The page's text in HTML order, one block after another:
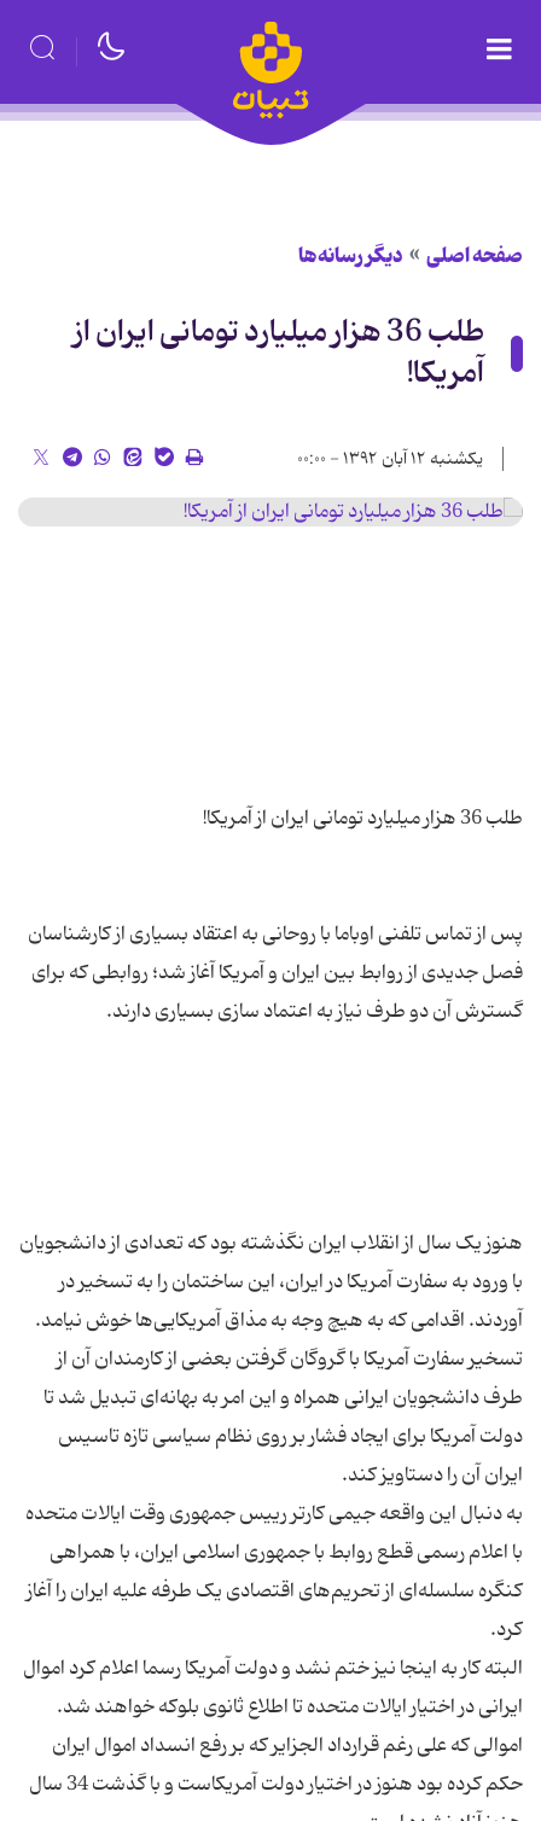
صفحه اصلی دیگر رسانه‌ها
طلب 36 هزار میلیارد تومانی ایران از
آمریکا!
یکشنبه ۱۲ آبان ۱۳۹۲ - ۰۰:۰۰
پس از تماس تلفنی اوباما با روحانی به اعتقاد بسیاری از کارشناسان
فصل جدیدی از روابط بین ایران و آمریکا آغاز شد؛ روابطی که برای
هنوز یک سال از انقلاب ایران نگذشته بود که تعدادی از دانشجویان
با ورود به سفارت آمریکا در ایران، این ساختمان را به تسخیر در
آوردند. اقدامی که به هیچ وجه به مذاق آمریکایی‌ها خوش نیامد.
تسخیر سفارت آمریکا با گروگان گرفتن بعضی از کارمندان آن از
طرف دانشجویان ایرانی همراه و این امر به بهانه‌ای تبدیل ‌شد تا
دولت آمریکا برای ایجاد فشار بر روی نظام سیاسی تازه تاسیس
به دنبال این واقعه جیمی کارتر رییس جمهوری وقت ایالات متحده
با اعلام رسمی قطع روابط با جمهوری اسلامی ایران، با همراهی
کنگره سلسله‌ای از تحریم‌های اقتصادی یک طرفه علیه ایران را آغاز
البته کار به اینجا نیز ختم نشد و دولت آمریکا رسما اعلام ‌کرد اموال
ایرانی در اختیار ایالات متحده تا اطلاع ثانوی بلوکه خواهند شد.
اموالی که علی رغم قرارداد الجزایر که بر رفع انسداد اموال ایران
حکم کرده بود هنوز در اختیار دولت آمریکاست و با گذشت 34 سال